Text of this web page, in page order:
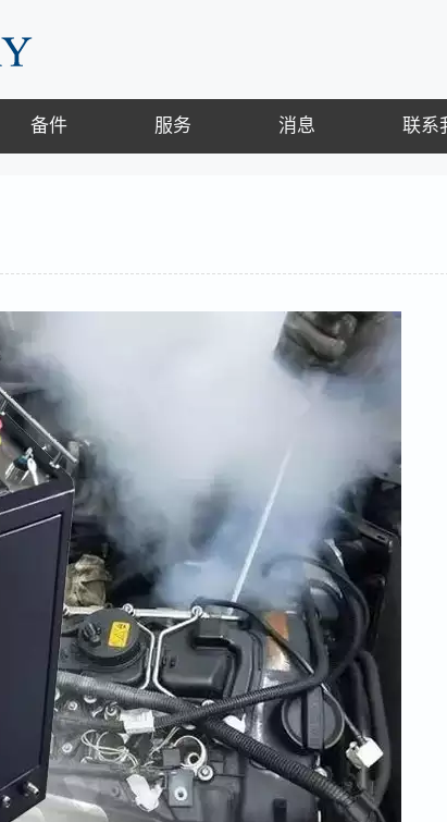
备件 服务 消息 联系